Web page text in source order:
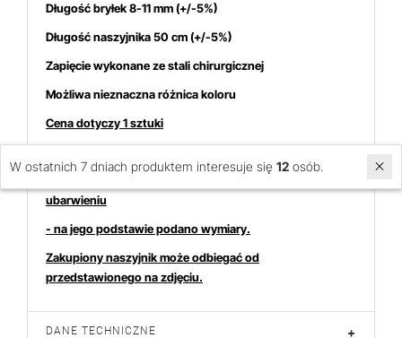
Długość bryłek 8-11 mm (+/-5%)
Długość naszyjnika 50 cm (+/-5%)
Zapięcie wykonane ze stali chirurgicznej
Możliwa nieznaczna różnica koloru
Cena dotyczy 1 sztuki
ubarwieniu
- na jego podstawie podano wymiary.
Zakupiony naszyjnik może odbiegać od
przedstawionego na zdjęciu.
DANE TECHNICZNE +
W ostatnich 7 dniach produktem interesuje się 12 osób.